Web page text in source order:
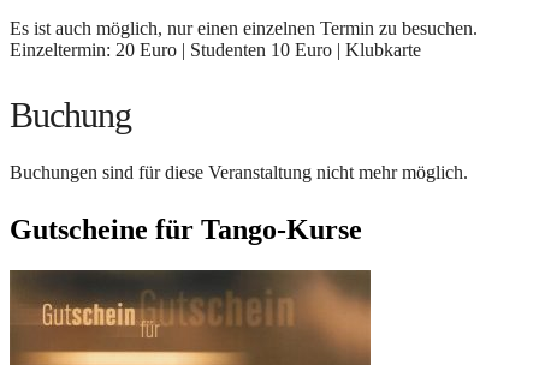
Es ist auch möglich, nur einen einzelnen Termin zu besuchen.
Einzeltermin: 20 Euro | Studenten 10 Euro | Klubkarte
Buchung
Buchungen sind für diese Veranstaltung nicht mehr möglich.
Gutscheine für Tango-Kurse